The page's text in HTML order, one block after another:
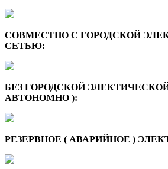
СОВМЕСТНО С ГОРОДСКОЙ
СЕТЬЮ:
БЕЗ ГОРОДСКОЙ
АВТОНОМНО ):
РЕЗЕРВНОЕ ( АВАРИЙНОЕ )